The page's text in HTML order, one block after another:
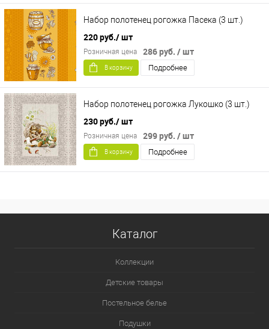
Набор полотенец рогожка Пасека (3 шт.)
220 руб./ шт
286 руб. / шт
Розничная цена
В корзину Подробнее
Набор полотенец рогожка Лукошко (3 шт.)
230 руб./ шт
299 руб. / шт
Розничная цена
В корзину Подробнее
Каталог
Коллекции
Детские товары
Постельное белье
Подушки